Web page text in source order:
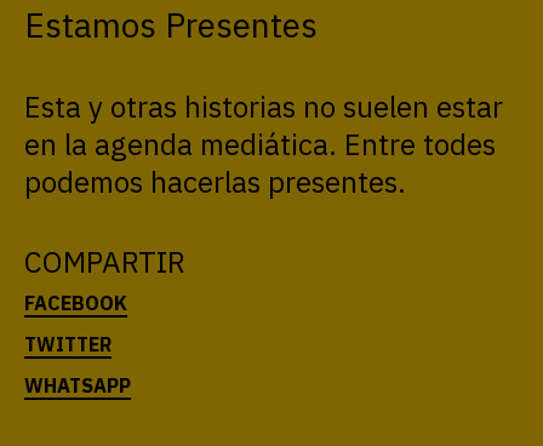
Estamos Presentes
Esta y otras historias no suelen estar
en la agenda mediática. Entre todes
podemos hacerlas presentes.
COMPARTIR